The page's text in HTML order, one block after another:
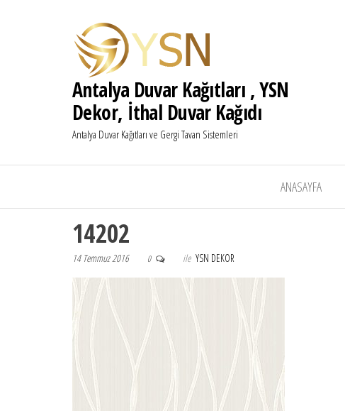
Antalya Duvar Kağıtları , YSN
Dekor, İthal Duvar Kağıdı
Antalya Duvar Kağıtları ve Gergi Tavan Sistemleri
ANASAYFA
14202
14 Temmuz 2016 0 ile YSN DEKOR